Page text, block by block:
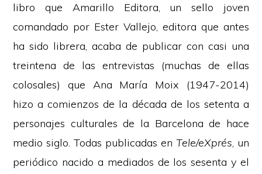
libro que Amarillo Editora, un sello joven
comandado por Ester Vallejo, editora que antes
ha sido librera, acaba de publicar con casi una
treintena de las entrevistas (muchas de ellas
colosales) que Ana María Moix (1947-2014)
hizo a comienzos de la década de los setenta a
personajes culturales de la Barcelona de hace
medio siglo. Todas publicadas en Tele/eXprés, un
periódico nacido a mediados de los sesenta y el